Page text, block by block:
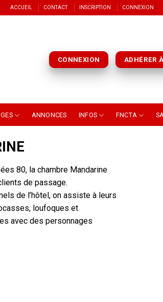
ACCUEIL CONTACT INSCRIPTION CONNEXION
CONNEXION ADHÉRER
ANNONCES INFOS FNCTA
80, la chambre Mandarine
de passage.
de l’hôtel, on assiste à leurs
loufoques et
avec des personnages